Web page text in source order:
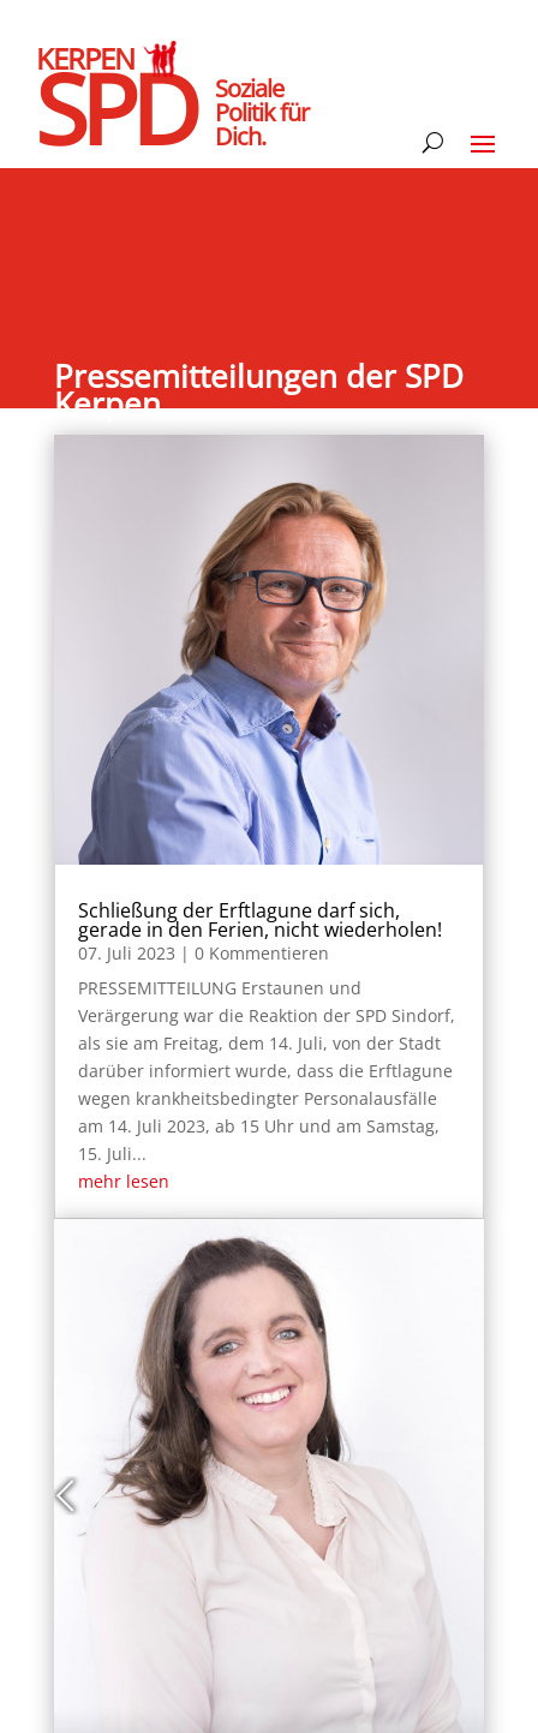
SPD
KERPEN
Soziale
Politik für
Dich.
Pressemitteilungen der SPD
Kerpen
Schließung der Erftlagune darf sich,
gerade in den Ferien, nicht wiederholen!
07. Juli 2023 | 0 Kommentieren
PRESSEMITTEILUNG Erstaunen und
Verärgerung war die Reaktion der SPD Sindorf,
als sie am Freitag, dem 14. Juli, von der Stadt
darüber informiert wurde, dass die Erftlagune
wegen krankheitsbedingter Personalausfälle
am 14. Juli 2023, ab 15 Uhr und am Samstag,
15. Juli...
mehr lesen